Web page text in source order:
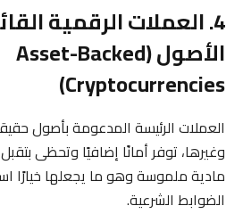
4. العملات الرقمية
الأصول (Asset-Backed
Cryptocurrencies)
العملات الرئيسة المدعومة بأصول
وغيرها، توفر أمانًا إضافيًا وتحظى
مادية ملموسة وهو ما يجعلها خيارًا
الضوابط الشرعية.